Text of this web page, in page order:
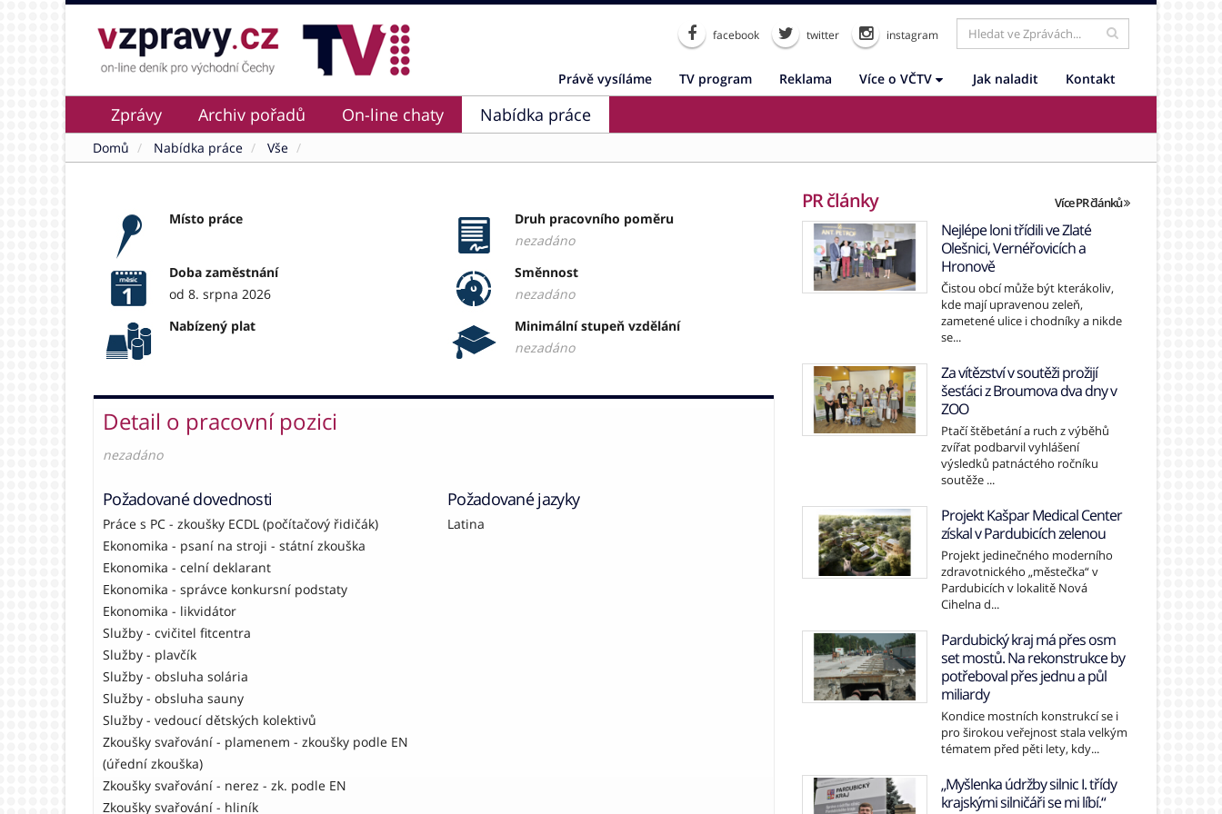
facebook twitter instagram
Právě vysíláme TV program Reklama Více o VČTV Jak naladit Kontakt
Zprávy Archiv pořadů On-line chaty Nabídka práce
Domů Nabídka práce Vše
Místo práce
Druh pracovního poměru
nezadáno
Doba zaměstnání
od 8. srpna 2026
Směnnost
nezadáno
Nabízený plat
Minimální stupeň vzdělání
nezadáno
Detail o pracovní pozici
nezadáno
Požadované dovednosti
Práce s PC - zkoušky ECDL (počítačový řidičák)
Ekonomika - psaní na stroji - státní zkouška
Ekonomika - celní deklarant
Ekonomika - správce konkursní podstaty
Ekonomika - likvidátor
Služby - cvičitel fitcentra
Služby - plavčík
Služby - obsluha solária
Služby - obsluha sauny
Služby - vedoucí dětských kolektivů
Zkoušky svařování - plamenem - zkoušky podle EN
(úřední zkouška)
Zkoušky svařování - nerez - zk. podle EN
Zkoušky svařování - hliník
Požadované jazyky
Latina
PR články Více PR článků
Nejlépe loni třídili ve Zlaté
Olešnici, Vernéřovicích a
Hronově
Čistou obcí může být kterákoliv,
kde mají upravenou zeleň,
zametené ulice i chodníky a nikde
se...
Za vítězství v soutěži prožijí
šesťáci z Broumova dva dny v
ZOO
Ptačí štěbetání a ruch z výběhů
zvířat podbarvil vyhlášení
výsledků patnáctého ročníku
soutěže ...
Projekt Kašpar Medical Center
získal v Pardubicích zelenou
Projekt jedinečného moderního
zdravotnického „městečka“ v
Pardubicích v lokalitě Nová
Cihelna d...
Pardubický kraj má přes osm
set mostů. Na rekonstrukce by
potřeboval přes jednu a půl
miliardy
Kondice mostních konstrukcí se i
pro širokou veřejnost stala velkým
tématem před pěti lety, kdy...
„Myšlenka údržby silnic I. třídy
krajskými silničáři se mi líbí.“